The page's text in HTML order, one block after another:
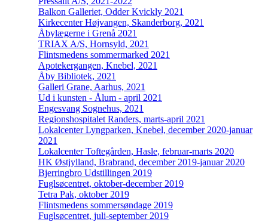
Balkon Galleriet, Odder Kvickly 2021
Kirkecenter Højvangen, Skanderborg, 2021
Åbylægerne i Grenå 2021
TRIAX A/S, Hornsyld, 2021
Flintsmedens sommermarked 2021
Apotekergangen, Knebel, 2021
Åby Bibliotek, 2021
Galleri Grane, Aarhus, 2021
Ud i kunsten - Ålum - april 2021
Engesvang Sognehus, 2021
Regionshospitalet Randers, marts-april 2021
Lokalcenter Lyngparken, Knebel, december 2020-januar
2021
Lokalcenter Toftegården, Hasle, februar-marts 2020
HK Østjylland, Brabrand, december 2019-januar 2020
Bjerringbro Udstillingen 2019
Fuglsøcentret, oktober-december 2019
Tetra Pak, oktober 2019
Flintsmedens sommersøndage 2019
Fuglsøcentret, juli-september 2019